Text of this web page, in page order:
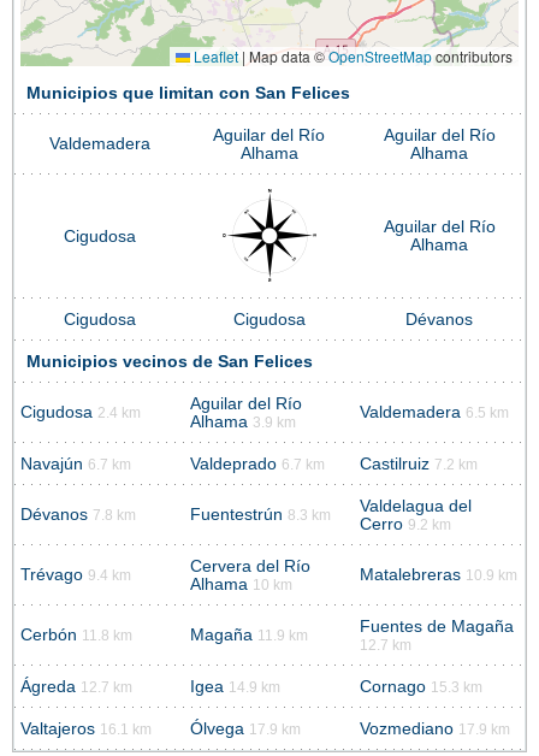
Leaflet | Map data ©OpenStreetMapcontributors
Municipios que limitan con San Felices
Valdemadera
Aguilar del Río
Alhama
Aguilar del Río
Alhama
Cigudosa
Aguilar del Río
Alhama
Cigudosa Cigudosa Dévanos
Municipios vecinos de San Felices
Cigudosa 2.4 km
Aguilar del Río
Alhama 3.9 km
Valdemadera 6.5 km
Navajún 6.7 km Valdeprado 6.7 km Castilruiz 7.2 km
Dévanos 7.8 km Fuentestrún 8.3 km
Valdelagua del
Cerro 9.2 km
Trévago 9.4 km
Cervera del Río
Alhama 10 km
Matalebreras 10.9 km
Cerbón 11.8 km Magaña 11.9 km Fuentes de Magaña
12.7 km
Ágreda 12.7 km Igea 14.9 km Cornago 15.3 km
Valtajeros 16.1 km Ólvega 17.9 km Vozmediano 17.9 km